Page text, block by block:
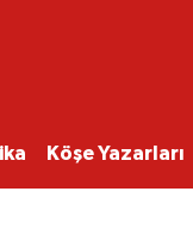
Köşe Yazarları